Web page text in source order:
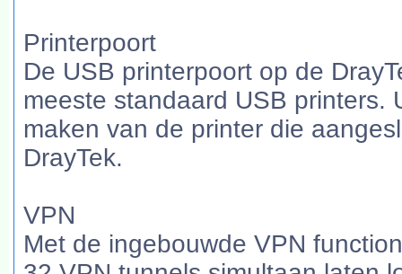
Printerpoort
De USB printerpoort op de
meeste standaard USB printers.
maken van de printer die
DrayTek.
VPN
Met de ingebouwde VPN